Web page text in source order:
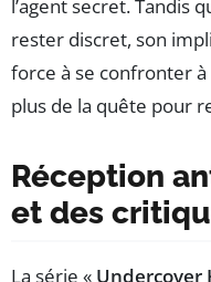
l’agent secret. Tandis
rester discret, son
force à se confronter
plus de la quête pour
Réception
et des
La série « Undercover